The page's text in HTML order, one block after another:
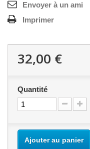
Envoyer à un ami
Imprimer
32,00 €
Quantité
Ajouter au panier